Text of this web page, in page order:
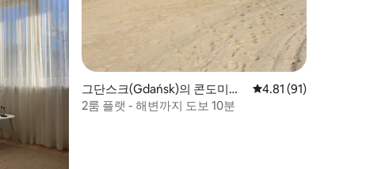
그단스크(Gdańsk)의 콘도미니
엄
평점 4.81점(5점 만점
4.81 (91)
2룸 플랫 - 해변까지 도보 10분